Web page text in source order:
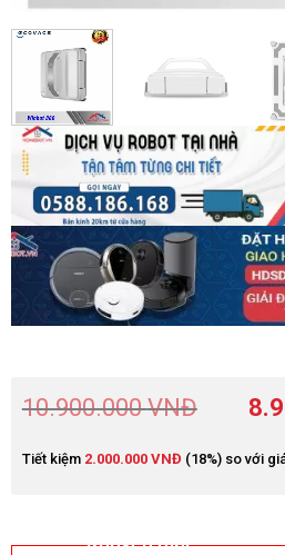
10.900.000VNĐ
Tiết kiệm 2.000.000 VNĐ (18%) so với
Khuyến mãi